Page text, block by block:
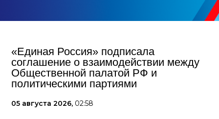
«Единая Россия» подписала
соглашение о взаимодействии между
Общественной палатой РФ и
политическими партиями
05 августа 2026, 02:58